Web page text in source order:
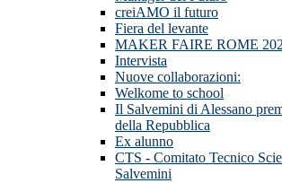
creiAMO il futuro
Fiera del levante
MAKER FAIRE ROME
Intervista
Nuove collaborazioni:
Welkome to school
Il Salvemini di Alessano
della Repubblica
Ex alunno
CTS - Comitato Tecnico
Salvemini